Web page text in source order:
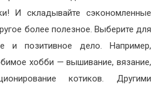
И складывайте сэкономленные
более полезное. Выберите для
и позитивное дело. Например,
хобби — вышивание, вязание,
котиков. Другими